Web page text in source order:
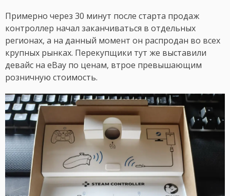
Примерно через 30 минут после старта продаж
контроллер начал заканчиваться в отдельных
регионах, а на данный момент он распродан во всех
крупных рынках. Перекупщики тут же выставили
девайс на eBay по ценам, втрое превышающим
розничную стоимость.